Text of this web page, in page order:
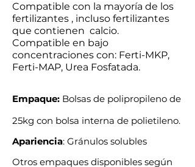
Compatible con la mayoría de los
fertilizantes , incluso fertilizantes
que contienen calcio.
Compatible en bajo
concentraciones con: Ferti-MKP,
Ferti-MAP, Urea Fosfatada.
Empaque: Bolsas de polipropileno de
25kg con bolsa interna de polietileno.
Apariencia: Gránulos solubles
Otros empaques disponibles según